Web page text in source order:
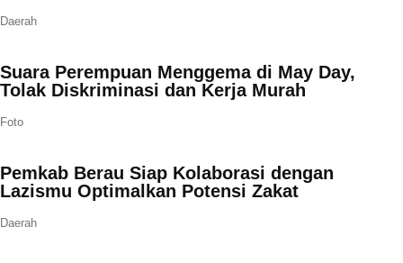
Daerah
Suara Perempuan Menggema di May Day,
Tolak Diskriminasi dan Kerja Murah
Foto
Pemkab Berau Siap Kolaborasi dengan
Lazismu Optimalkan Potensi Zakat
Daerah